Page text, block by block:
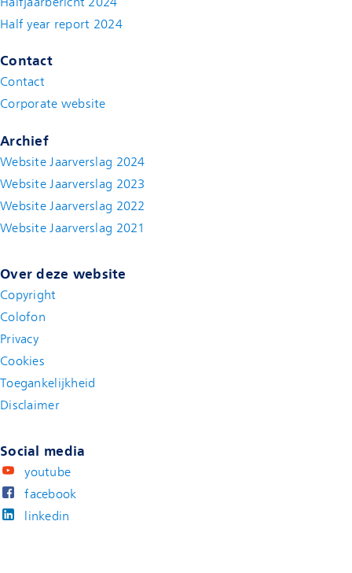
Half year report 2024(new window)
Contact
Contact
Corporate website
Archief
Website Jaarverslag 2024
Website Jaarverslag 2023
Website Jaarverslag 2022
Website Jaarverslag 2021
Over deze website
Copyright
Colofon
Privacy
Cookies
Toegankelijkheid
Disclaimer(new window)
Social media
youtube
facebook
linkedin